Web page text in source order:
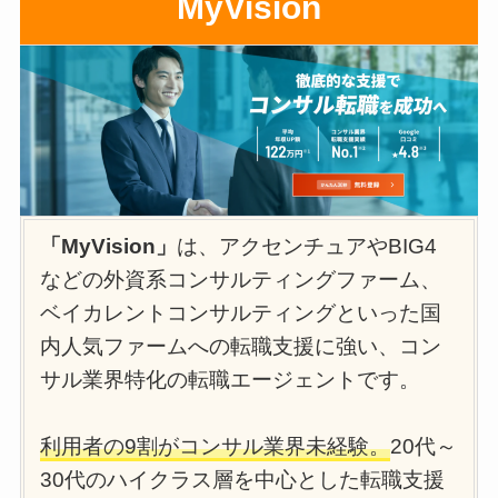
「MyVision」 は、アクセンチュアやBIG4
などの外資系コンサルティングファーム、
ベイカレントコンサルティングといった国
内人気ファームへの転職支援に強い、コン
サル業界特化の転職エージェントです。
利用者の9割がコンサル業界未経験。20代～
30代のハイクラス層を中心とした転職支援